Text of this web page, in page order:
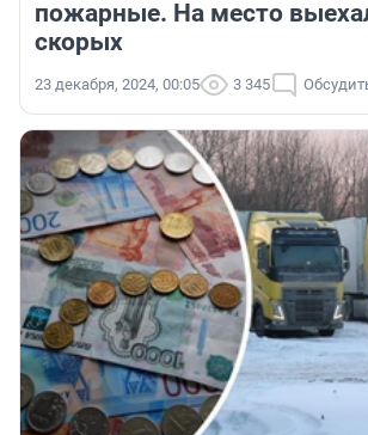
пожарные. На место
скорых
23 декабря, 2024, 00:05 3 345